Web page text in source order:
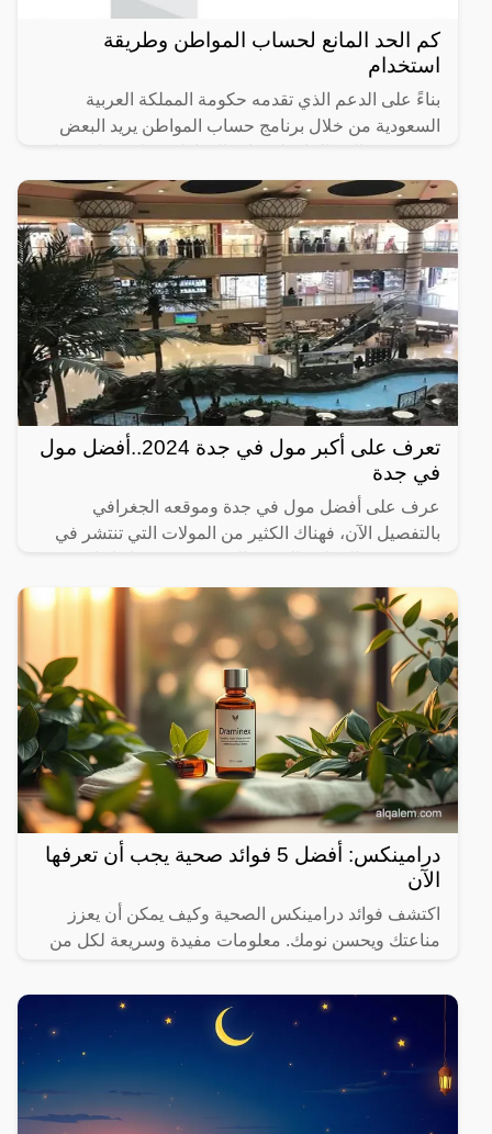
كم الحد المانع لحساب المواطن وطريقة
استخدام
بناءً على الدعم الذي تقدمه حكومة المملكة العربية
السعودية من خلال برنامج حساب المواطن يريد البعض
الحاسبة، حيث
تعرف على أكبر مول في جدة 2024..أفضل مول
في جدة
عرف على أفضل مول في جدة وموقعه الجغرافي
بالتفصيل الآن، فهناك الكثير من المولات التي تنتشر في
أهم المناطق
درامينكس: أفضل 5 فوائد صحية يجب أن تعرفها
الآن
اكتشف فوائد درامينكس الصحية وكيف يمكن أن يعزز
مناعتك ويحسن نومك. معلومات مفيدة وسريعة لكل من